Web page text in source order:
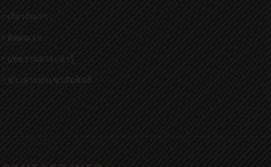
• เกี่ยวกับเรา
• ติดต่อเรา
• บทความสาระน่ารู้
• ข่าวสารประชาสัมพันธ์